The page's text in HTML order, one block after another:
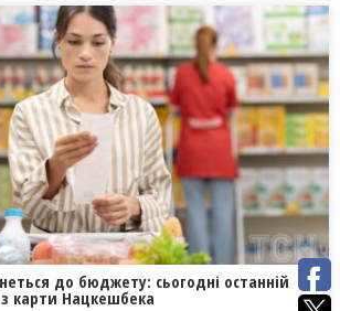
до бюджету: сьогодні останній
карти Нацкешбека